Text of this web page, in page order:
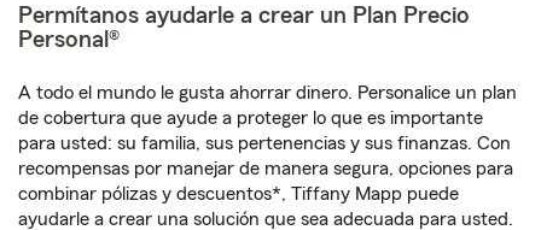
Permítanos ayudarle a crear un Plan Precio
Personal®
A todo el mundo le gusta ahorrar dinero. Personalice un plan
de cobertura que ayude a proteger lo que es importante
para usted: su familia, sus pertenencias y sus finanzas. Con
recompensas por manejar de manera segura, opciones para
combinar pólizas y descuentos*, Tiffany Mapp puede
ayudarle a crear una solución que sea adecuada para usted.